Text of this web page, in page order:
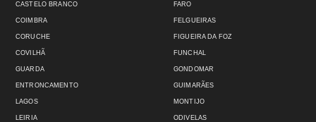
CASTELO BRANCO
COIMBRA
CORUCHE
COVILHÃ
GUARDA
ENTRONCAMENTO
FARO
FELGUEIRAS
FIGUEIRA DA FOZ
FUNCHAL
GONDOMAR
GUIMARÃES
LAGOS
LEIRIA
MONTIJO
ODIVELAS